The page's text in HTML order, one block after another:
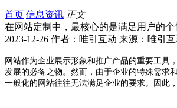
首页 信息资讯 正文
在网站定制​中，最核心的是满足用户的个
2023-12-26 作者：唯引互动 来源：唯引
网站作为企业展示形象和推广产品的重要工具
发展的必备之物。然而，由于企业的特殊需求
一般化的网站往往无法满足企业的要求。因此